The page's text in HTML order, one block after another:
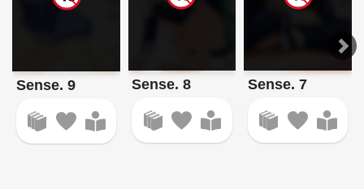
Sense. 9 Sense. 8 Sense. 7